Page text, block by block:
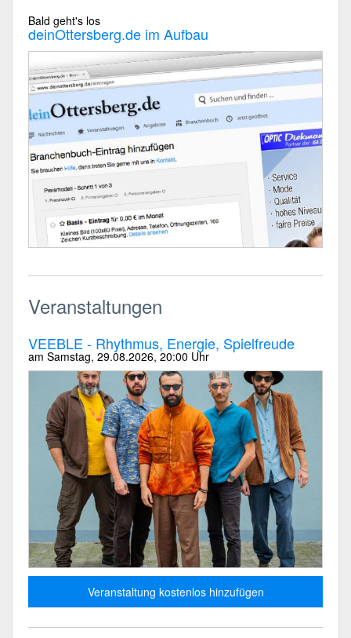
Bald geht's los
deinOttersberg.de im Aufbau
Veranstaltungen
VEEBLE - Rhythmus, Energie, Spielfreude
am Samstag, 29.08.2026, 20:00 Uhr
Veranstaltung kostenlos hinzufügen